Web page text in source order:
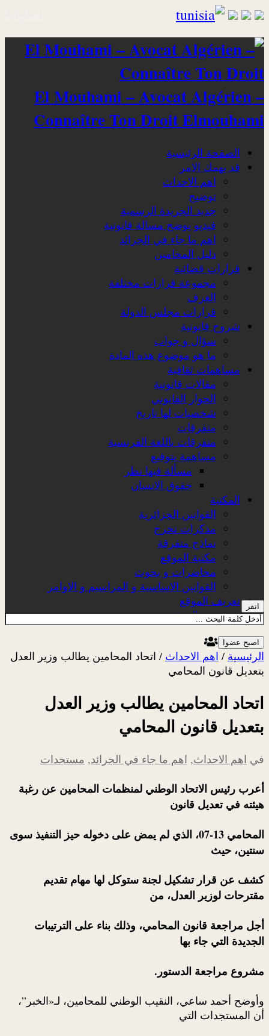
El Mouhami – Avocat Algérien –
Connaître Ton Droit Elmouhami
الصفحة الرئيسية
قد يهمك الامر
اهم الاحداث
توضيح
جديد الجريدة الرسمية
فيديو يوضح مسالة قانونية
اهم ما جاء في الجرائد
دليل المحامين
قرارات قضائية
مجموعة قرارات مختلفة
الغرف
قرارات مجلس الدولة
شروح قانونية
سؤال و جواب
ما هو موضوع هذه المادة
مساهمات ثقافية
مقالات قانونية
الحوار القانوني
شخصيات لها تاريخ
متفرقات
متفرقات باللغة الفرنسية
مساهمة بتوقيع
مسألة فيها نظر
حقوق الانسان
المكتبة
القوانين الجزائرية
مذكرات تخرج
نماذج متفرقة
مكتبة الموقع
محاضرات و بحوث
القوانين الاساسية و المراسيم و الاوامر
تعريف الموقع
عن الموقع
انقر
اصبح عضوا
الرئيسية / اهم الاحداث / اتحاد المحامين يطالب وزير العدل
بتعديل قانون المحامي
اتحاد المحامين يطالب وزير العدل
بتعديل قانون المحامي
في اهم الاحداث, اهم ما جاء في الجرائد, مستجدات
أعرب رئيس الاتحاد الوطني لمنظمات المحامين عن رغبة
هيئته في تعديل قانون
المحامي 13-07، الذي لم يمض على دخوله حيز التنفيذ سوى
سنتين، حيث
كشف عن قرار تشكيل لجنة ستوكل لها مهام تقديم
مقترحات لوزير العدل، من
أجل مراجعة قانون المحامي، وذلك بناء على الترتيبات
الجديدة التي جاء بها
مشروع مراجعة الدستور.
وأوضح أحمد ساعي، النقيب الوطني للمحامين، لـ«الخبر”،
أن المستجدات التي